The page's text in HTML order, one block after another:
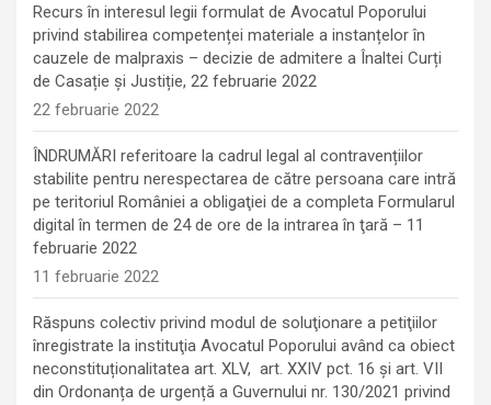
Recurs în interesul legii formulat de Avocatul Poporului
privind stabilirea competenței materiale a instanțelor în
cauzele de malpraxis – decizie de admitere a Înaltei Curți
de Casație și Justiție, 22 februarie 2022
22 februarie 2022
ÎNDRUMĂRI referitoare la cadrul legal al contravențiilor
stabilite pentru nerespectarea de către persoana care intră
pe teritoriul României a obligaţiei de a completa Formularul
digital în termen de 24 de ore de la intrarea în ţară – 11
februarie 2022
11 februarie 2022
Răspuns colectiv privind modul de soluţionare a petiţiilor
înregistrate la instituţia Avocatul Poporului având ca obiect
neconstituționalitatea art. XLV, art. XXIV pct. 16 și art. VII
din Ordonanța de urgență a Guvernului nr. 130/2021 privind